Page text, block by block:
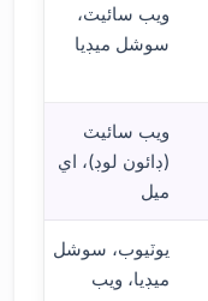
ويب سائيٽ،
سوشل ميڊيا
ويب سائيٽ
(ڊائون لوڊ)، اي
ميل
يوٽيوب، سوشل
ميڊيا، ويب